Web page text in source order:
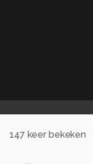
147 keer bekeken